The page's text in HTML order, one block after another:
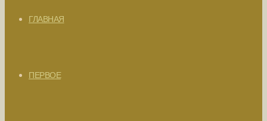
ГЛАВНАЯ
ПЕРВОЕ